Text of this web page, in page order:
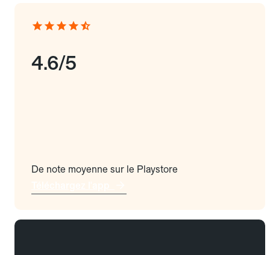
4.6/5
De note moyenne sur le Playstore